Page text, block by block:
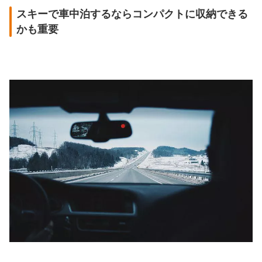
スキーで車中泊するならコンパクトに収納できる
かも重要